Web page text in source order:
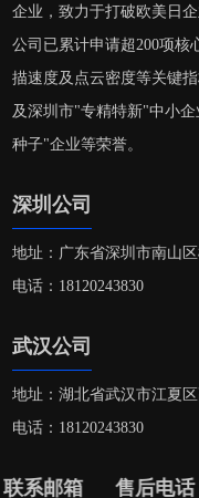
企业，致力于打破欧美日
公司已累计申请超200项核
描速度及点云密度等关键
及深圳市"专精特新"中小
种子"企业等荣誉。
深圳公司
地址：广东省深圳市南山
电话：18120243830
武汉公司
地址：湖北省武汉市江夏
电话：18120243830
联系邮箱 售后电话